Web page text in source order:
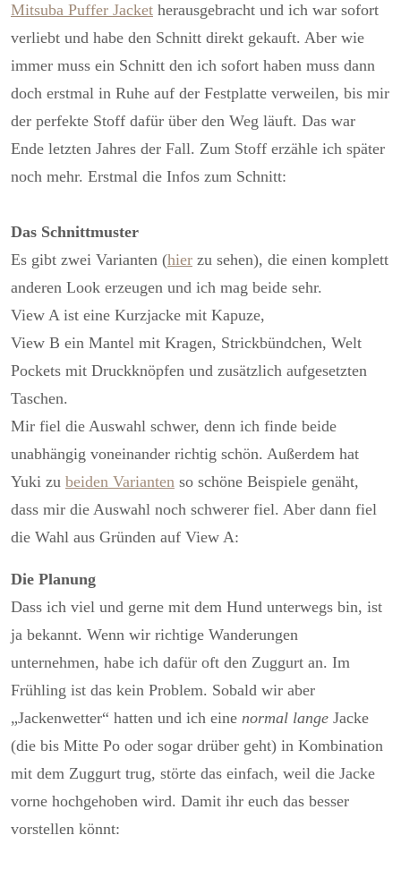
Mitsuba Puffer Jacket herausgebracht und ich war sofort
verliebt und habe den Schnitt direkt gekauft. Aber wie
immer muss ein Schnitt den ich sofort haben muss dann
doch erstmal in Ruhe auf der Festplatte verweilen, bis mir
der perfekte Stoff dafür über den Weg läuft. Das war
Ende letzten Jahres der Fall. Zum Stoff erzähle ich später
noch mehr. Erstmal die Infos zum Schnitt:
Das Schnittmuster
Es gibt zwei Varianten (hier zu sehen), die einen komplett
anderen Look erzeugen und ich mag beide sehr.
View A ist eine Kurzjacke mit Kapuze,
View B ein Mantel mit Kragen, Strickbündchen, Welt
Pockets mit Druckknöpfen und zusätzlich aufgesetzten
Taschen.
Mir fiel die Auswahl schwer, denn ich finde beide
unabhängig voneinander richtig schön. Außerdem hat
Yuki zu beiden Varianten so schöne Beispiele genäht,
dass mir die Auswahl noch schwerer fiel. Aber dann fiel
die Wahl aus Gründen auf View A:
Die Planung
Dass ich viel und gerne mit dem Hund unterwegs bin, ist
ja bekannt. Wenn wir richtige Wanderungen
unternehmen, habe ich dafür oft den Zuggurt an. Im
Frühling ist das kein Problem. Sobald wir aber
„Jackenwetter“ hatten und ich eine normal lange Jacke
(die bis Mitte Po oder sogar drüber geht) in Kombination
mit dem Zuggurt trug, störte das einfach, weil die Jacke
vorne hochgehoben wird. Damit ihr euch das besser
vorstellen könnt: